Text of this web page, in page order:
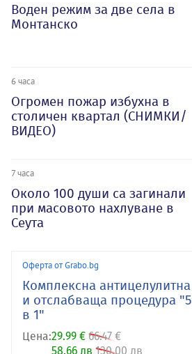
Воден режим за две села в
Монтанско
6 часа
Огромен пожар избухна в
столичен квартал (СНИМКИ/
ВИДЕО)
7 часа
Около 100 души са загинали
при масовото нахлуване в
Сеута
Оферта от Grabo.bg
Комплексна антицелулитна
и отслабваща процедура "5
в 1"
Цена:29.99 € 66.47 €
58.66 лв 130.00 лв